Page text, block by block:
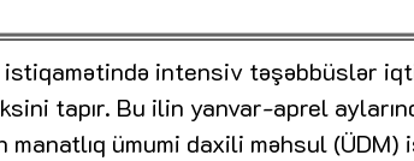
intensiv təşəbbüslər
tapır. Bu ilin yanvar-aprel
manatlıq ümumi daxili məhsul